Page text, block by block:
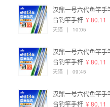
汉鼎一号六代鱼竿
台钓竿手杆 ¥ 80.11
天猫 | 10:05
汉鼎一号六代鱼竿
台钓竿手杆 ¥ 80.11
天猫 | 09:45
汉鼎一号六代鱼竿
台钓竿手杆 ¥ 80.11